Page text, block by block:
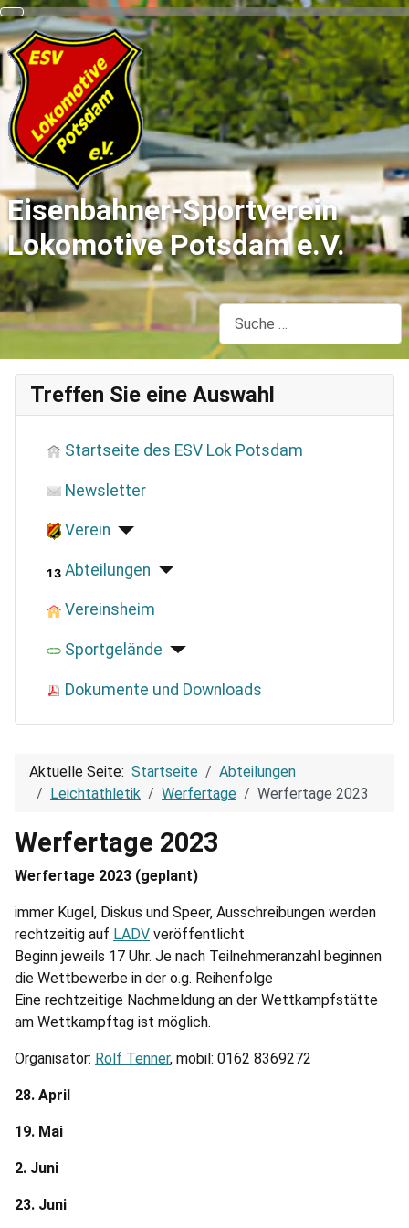
Eisenbahner-Sportverein
Lokomotive Potsdam e.V.
Suchen
Treffen Sie eine Auswahl
Startseite des ESV Lok Potsdam
Newsletter
Verein
Abteilungen
Vereinsheim
Sportgelände
Dokumente und Downloads
Aktuelle Seite: Startseite
Abteilungen
Leichtathletik
Werfertage Werfertage 2023
Werfertage 2023
Werfertage 2023 (geplant)
immer Kugel, Diskus und Speer, Ausschreibungen werden
rechtzeitig auf LADV veröffentlicht
Beginn jeweils 17 Uhr. Je nach Teilnehmeranzahl beginnen
die Wettbewerbe in der o.g. Reihenfolge
Eine rechtzeitige Nachmeldung an der Wettkampfstätte
am Wettkampftag ist möglich.
Organisator: Rolf Tenner, mobil: ‭0162 8369272‬
28. April
19. Mai
2. Juni
23. Juni